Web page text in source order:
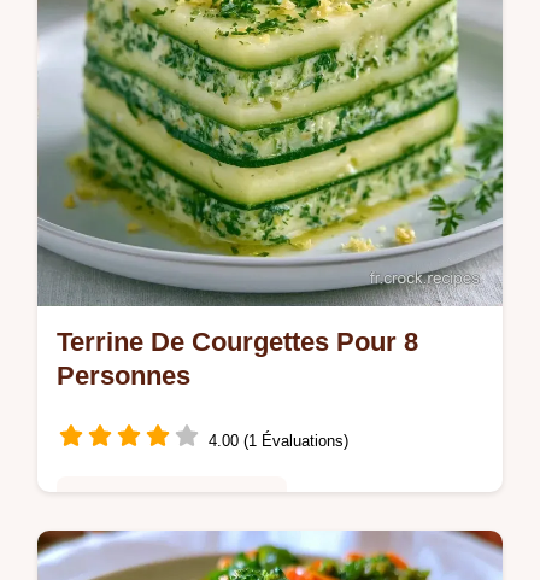
Terrine De Courgettes Pour 8
Personnes
4.00 (1 Évaluations)
Une fondante Terrine de courgettes pour